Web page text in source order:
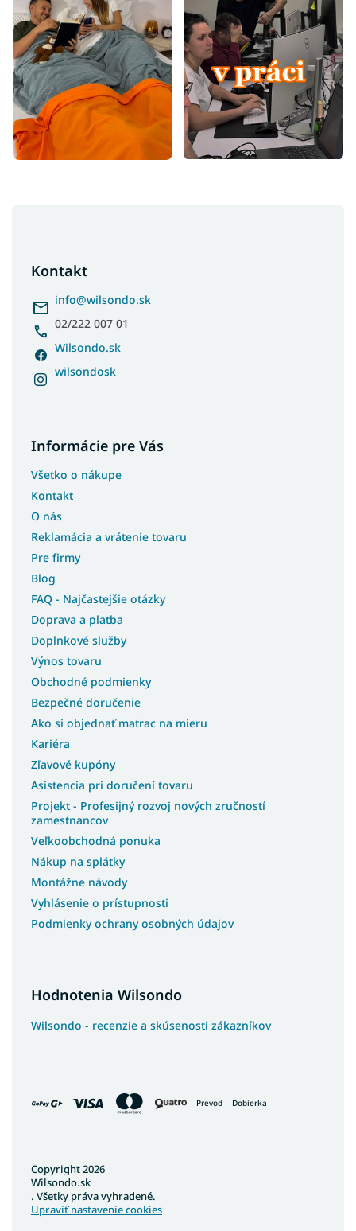
Kontakt
info@wilsondo.sk
02/222 007 01
Wilsondo.sk
wilsondosk
Informácie pre Vás
Všetko o nákupe
Kontakt
O nás
Reklamácia a vrátenie tovaru
Pre firmy
Blog
FAQ - Najčastejšie otázky
Doprava a platba
Doplnkové služby
Výnos tovaru
Obchodné podmienky
Bezpečné doručenie
Ako si objednať matrac na mieru
Kariéra
Zľavové kupóny
Asistencia pri doručení tovaru
Projekt - Profesijný rozvoj nových zručností
zamestnancov
Veľkoobchodná ponuka
Nákup na splátky
Montážne návody
Vyhlásenie o prístupnosti
Podmienky ochrany osobných údajov
Hodnotenia Wilsondo
Wilsondo - recenzie a skúsenosti zákazníkov
Prevod Dobierka
Copyright 2026
Wilsondo.sk
. Všetky práva vyhradené.
Upraviť nastavenie cookies